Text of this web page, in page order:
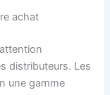
achat
distributeurs. Les
une gamme